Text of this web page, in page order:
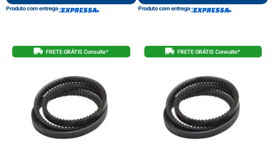
Produto com entrega Produto com entrega
FRETE GRÁTIS Consulte* FRETE GRÁTIS Consulte*